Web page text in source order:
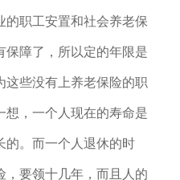
的职工安置和社会养老保
保障了，所以定的年限是
这些没有上养老保险的职
想，一个人现在的寿命是
的。而一个人退休的时
，要领十几年，而且人的